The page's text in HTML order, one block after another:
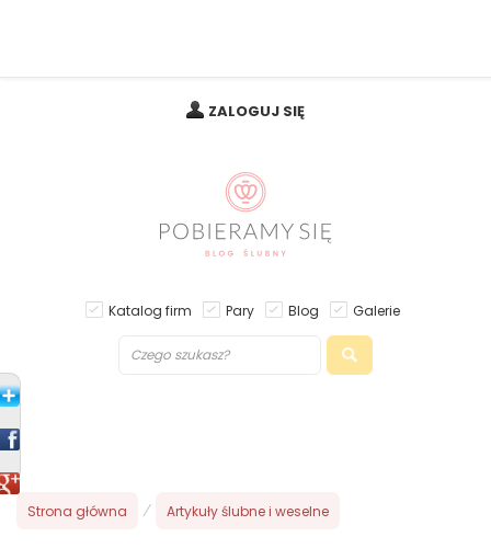
ZALOGUJ SIĘ
Katalog firm Pary Blog Galerie
Strona główna / Artykuły ślubne i weselne